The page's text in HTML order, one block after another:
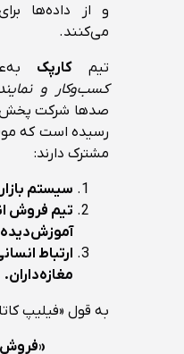
و از داده‌ها
می‌کنند.
تیمکارپک
کسب‌وکار و
صدها شرکت پخش
رسیده است که
مشترک دارند:
سیستم
تیم فروش
ارتباط
مغازه‌داران.
به قول «فیلیپ
«فروش